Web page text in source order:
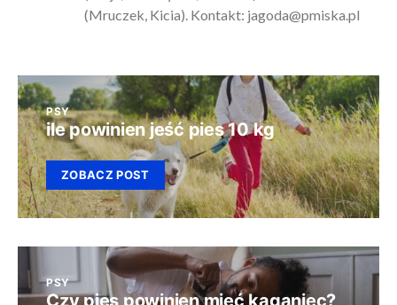
(Mruczek, Kicia). Kontakt: jagoda@pmiska.pl
PSY
ile powinien jeść pies 10 kg
ZOBACZ POST
PSY
Czy pies powinien mieć kaganiec?